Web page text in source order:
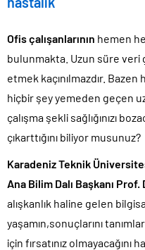
Ofis çalışanlarının hemen
bulunmakta. Uzun süre veri
etmek kaçınılmazdır.
hiçbir şey yemeden geçen
çalışma şekli sağlığınızı
çıkarttığını biliyor musunuz?
Karadeniz Teknik
Ana Bilim Dalı Başkanı
alışkanlık haline gelen
yaşamın,sonuçlarını
için fırsatınız olmayacağını